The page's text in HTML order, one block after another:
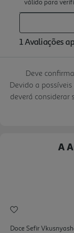
Deve
Devido a
deverá considerar
A
Doce Sefir